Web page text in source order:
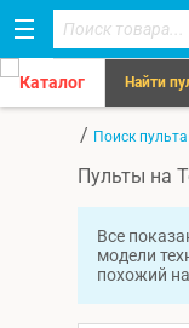
Каталог Найти
/ Поиск
Пульты на
Все
модели
похожий